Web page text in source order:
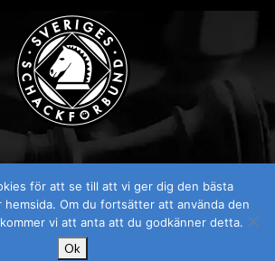
Visselblåsaren
för att se till att vi ger dig den bästa
hemsida. Om du fortsätter att använda den
vi att anta att du godkänner detta.
Ok